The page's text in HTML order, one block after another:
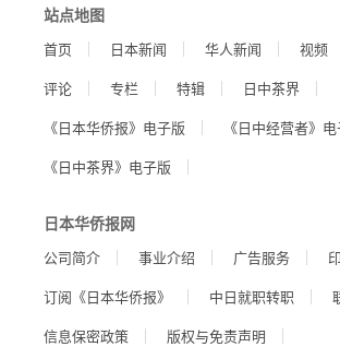
站点地图
首页 日本新闻 华人新闻 视频
评论
专栏 特辑
日中茶界
《日本华侨报》电子版
《日中经营者》
《日中茶界》电子版
日本华侨报网
公司简介 事业介绍 广告服务
订阅《日本华侨报》
中日就职转职
信息保密政策
版权与免责声明